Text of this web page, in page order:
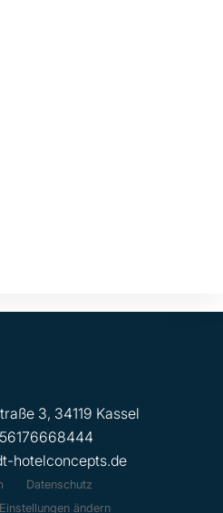
3, 34119 Kassel
hotelconcepts.de
Datenschutz
ändern